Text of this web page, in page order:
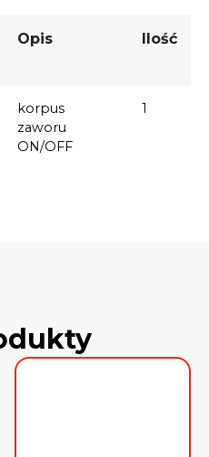
Opis Ilość
korpus
zaworu
ON/OFF
1